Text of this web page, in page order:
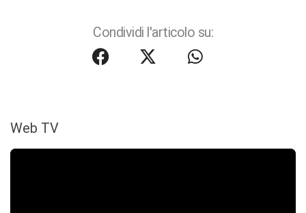
Condividi l'articolo su:
Web TV